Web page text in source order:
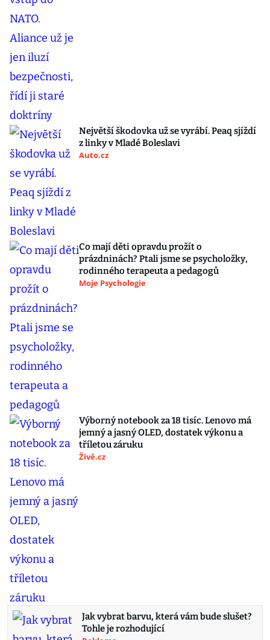
Největší škodovka už se vyrábí. Peaq sjíždí
z linky v Mladé Boleslavi
Auto.cz
Co mají děti opravdu prožít o
prázdninách? Ptali jsme se psycholožky,
rodinného terapeuta a pedagogů
Moje Psychologie
Výborný notebook za 18 tisíc. Lenovo má
jemný a jasný OLED, dostatek výkonu a
tříletou záruku
Živě.cz
Jak vybrat barvu, která vám bude slušet?
Tohle je rozhodující